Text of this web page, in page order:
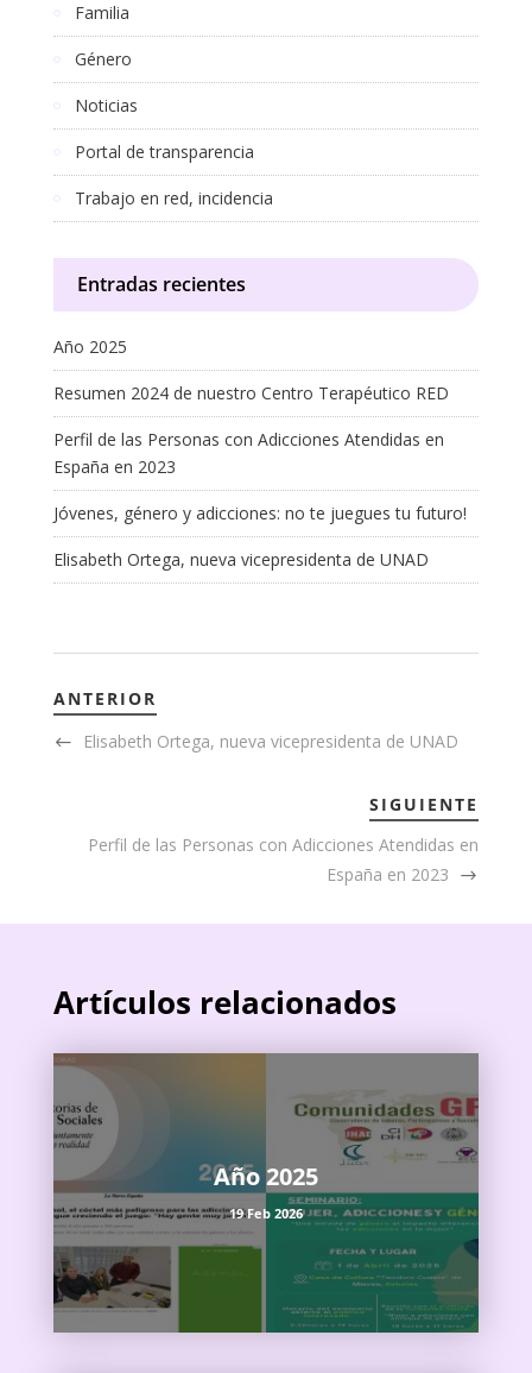
Familia
Género
Noticias
Portal de transparencia
Trabajo en red, incidencia
Entradas recientes
Año 2025
Resumen 2024 de nuestro Centro Terapéutico RED
Perfil de las Personas con Adicciones Atendidas en
España en 2023
Jóvenes, género y adicciones: no te juegues tu futuro!
Elisabeth Ortega, nueva vicepresidenta de UNAD
ANTERIOR
Elisabeth Ortega, nueva vicepresidenta de UNAD
SIGUIENTE
Perfil de las Personas con Adicciones Atendidas en
España en 2023
Artículos relacionados
Año 2025
19 Feb 2026